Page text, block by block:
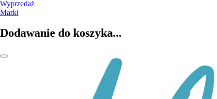
Wyprzedaż
Marki
Dodawanie do koszyka...